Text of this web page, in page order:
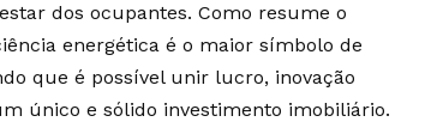
dos ocupantes. Como resume o
energética é o maior símbolo de
que é possível unir lucro, inovação
único e sólido investimento imobiliário.